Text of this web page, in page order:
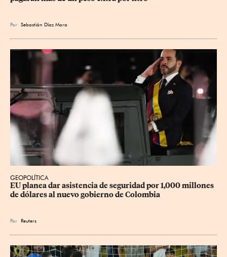
Por Sebastián Díaz Mora
GEOPOLÍTICA
EU planea dar asistencia de seguridad por 1,000 millones
de dólares al nuevo gobierno de Colombia
Por Reuters